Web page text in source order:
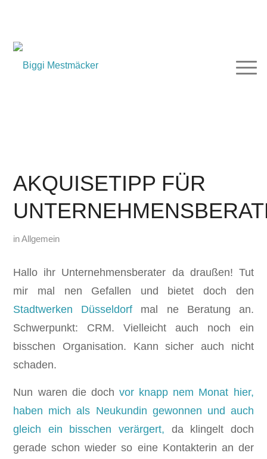
AKQUISETIPP FÜR
inAllgemein
Hallo ihr Unternehmensberater da draußen! Tut
mir mal nen Gefallen und bietet doch den
Stadtwerken Düsseldorf mal ne Beratung an.
Schwerpunkt: CRM. Vielleicht auch noch ein
bisschen Organisation. Kann sicher auch nicht
schaden.
Nun waren die doch vor knapp nem Monat hier,
haben mich als Neukundin gewonnen und auch
gleich ein bisschen verärgert, da klingelt doch
gerade schon wieder so eine Kontakterin an der